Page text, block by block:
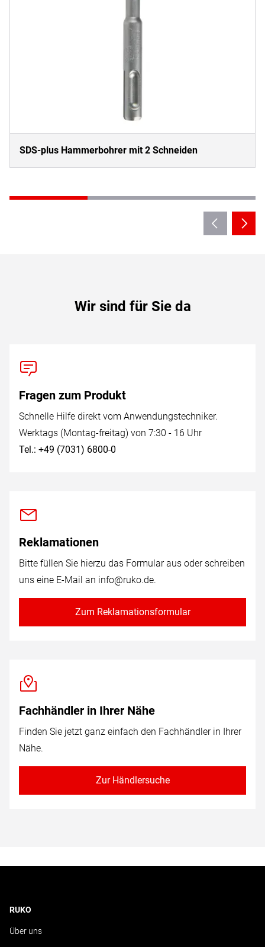
SDS-plus Hammerbohrer mit 2 Schneiden
Wir sind für Sie da
Fragen zum Produkt
Schnelle Hilfe direkt vom Anwendungstechniker.
Werktags (Montag-freitag) von 7:30 - 16 Uhr
Tel.: +49 (7031) 6800-0
Reklamationen
Bitte füllen Sie hierzu das Formular aus oder schreiben
uns eine E-Mail an info@ruko.de.
Zum Reklamationsformular
Fachhändler in Ihrer Nähe
Finden Sie jetzt ganz einfach den Fachhändler in Ihrer
Nähe.
Zur Händlersuche
RUKO
Über uns